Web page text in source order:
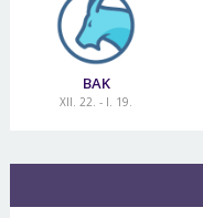
BAK
XII. 22. - I. 19.